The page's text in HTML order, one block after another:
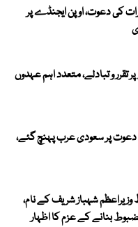
کی دعوت، اوپن ایجنڈے پر
تقرر و تبادلے، متعدد اہم عہدوں
دعوت پر سعودی عرب پہنچ گئے،
شہباز شریف کے نام،
بنانے کے عزم کا اظہار